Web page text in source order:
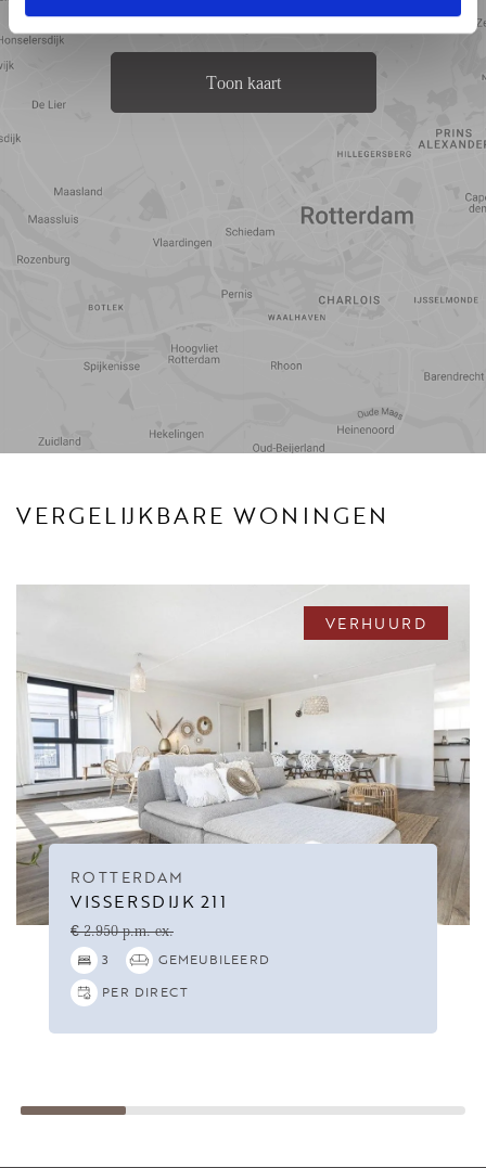
Voorzieningen
Toon kaart
VERGELIJKBARE WONINGEN
VERHUURD
ROTTERDAM
VISSERSDIJK 211
€ 2.950 p.m. ex.
3
GEMEUBILEERD
PER DIRECT